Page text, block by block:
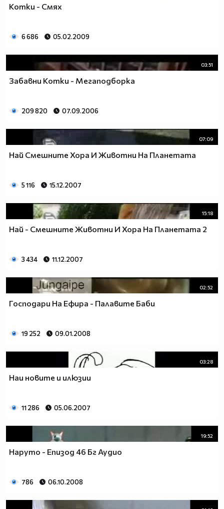
Котки - Смях
6 686 05.02.2009
03:51
Забавни Котки - Мегаподборка
209 820 07.09.2006
07:09
Най Смешните Хора И Животни На Планетата
5 116 15.12.2007
15:18
Най - Смешните Животни И Хора На Планетата 2
3 434 11.12.2007
02:52
Господари На Ефира - Палавите Баби
19 252 09.01.2008
03:28
Наи новите и илюзии
11 286 05.06.2007
19:52
Наруто - Епизод 46 Бг Аудио
786 06.10.2008